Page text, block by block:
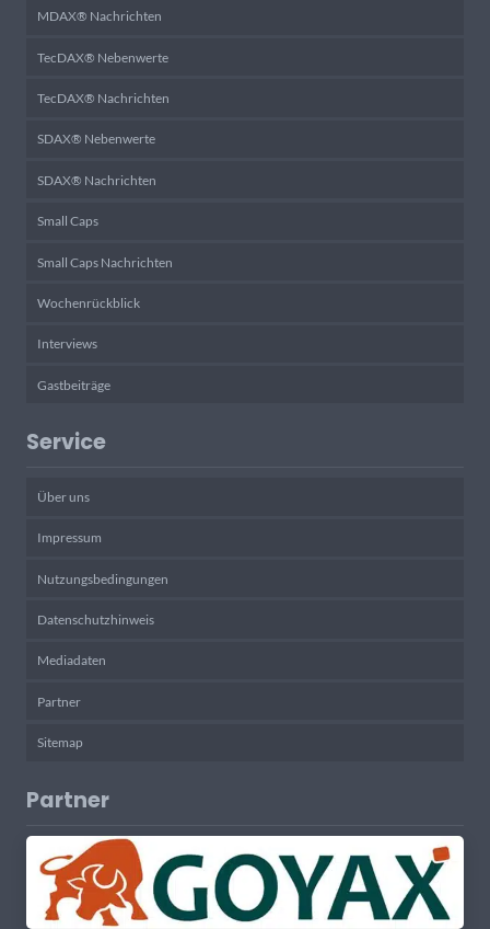
MDAX® Nachrichten
TecDAX® Nebenwerte
TecDAX® Nachrichten
SDAX® Nebenwerte
SDAX® Nachrichten
Small Caps
Small Caps Nachrichten
Wochenrückblick
Interviews
Gastbeiträge
Service
Über uns
Impressum
Nutzungsbedingungen
Datenschutzhinweis
Mediadaten
Partner
Sitemap
Partner